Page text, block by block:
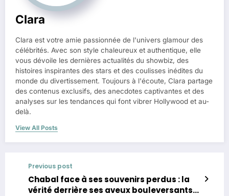
Clara
Clara est votre amie passionnée de l'univers glamour des
célébrités. Avec son style chaleureux et authentique, elle
vous dévoile les dernières actualités du showbiz, des
histoires inspirantes des stars et des coulisses inédites du
monde du divertissement. Toujours à l'écoute, Clara partage
des contenus exclusifs, des anecdotes captivantes et des
analyses sur les tendances qui font vibrer Hollywood et au-
delà.
View All Posts
Previous post
Chabal face à ses souvenirs perdus : la
vérité derrière ses aveux bouleversants